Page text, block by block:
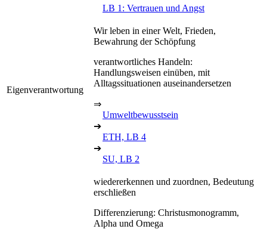
LB 1: Vertrauen und Angst
Eigenverantwortung
Wir leben in einer Welt, Frieden,
Bewahrung der Schöpfung
verantwortliches Handeln:
Handlungsweisen einüben, mit
Alltagssituationen auseinandersetzen
⇒
Umweltbewusstsein
➔
ETH, LB 4
➔
SU, LB 2
wiedererkennen und zuordnen, Bedeutung
erschließen
Differenzierung: Christusmonogramm,
Alpha und Omega